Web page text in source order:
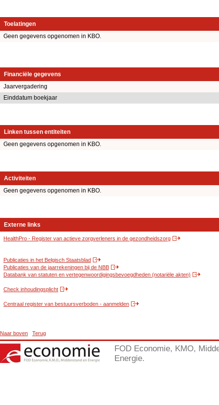
Toelatingen
Geen gegevens opgenomen in KBO.
Financiële gegevens
Jaarvergadering
Einddatum boekjaar
Linken tussen entiteiten
Geen gegevens opgenomen in KBO.
Activiteiten
Geen gegevens opgenomen in KBO.
Externe links
HealthPro - Register van actieve zorgverleners in de gezondheidszorg
Publicaties in het Belgisch Staatsblad
Publicaties van de jaarrekeningen bij de NBB
Databank van statuten en vertegenwoordigingsbevoegdheden (notariële akten)
Check inhoudingsplicht
Centraal register van bestuursverboden - aanmelden
Naar boven Terug
FOD Economie, KMO,
Energie.